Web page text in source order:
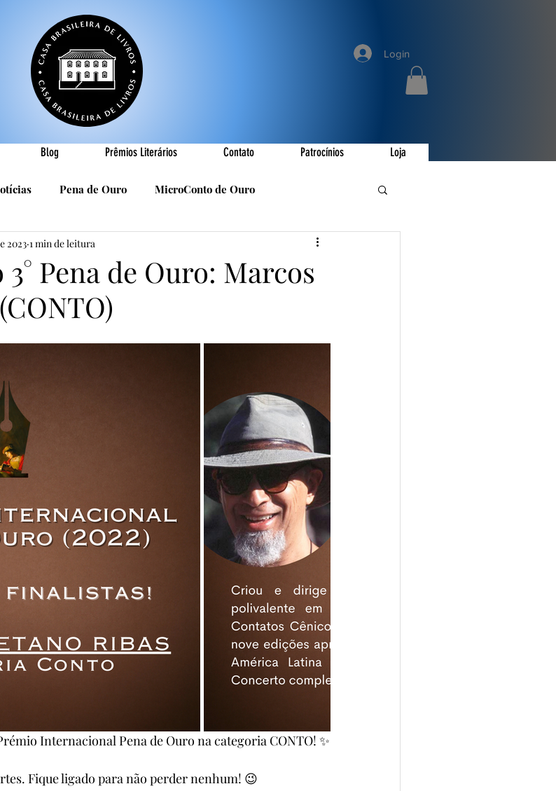
Blog Prêmios Literários Contato Patrocínios Loja
Login
Pena de Ouro MicroConto de Ouro
Cândido Luís Vasques
Roldan Carlos Nejar
MicroConto de Ouro 2024
MicroConto 2024 Vencedores MicroConto de Ouro 2024
Pena de Ouro 2025 MicroConto de Ouro 2025
Pena de Ouro: Marcos
2023 1 min de leitura
Internacional Pena de Ouro na categoria CONTO! ✨
Fique ligado para não perder nenhum! 😉